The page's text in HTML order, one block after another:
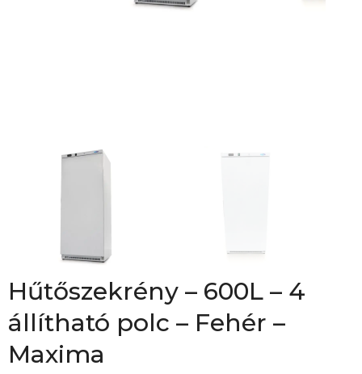
Hűtőszekrény – 600L – 4
állítható polc – Fehér –
Maxima